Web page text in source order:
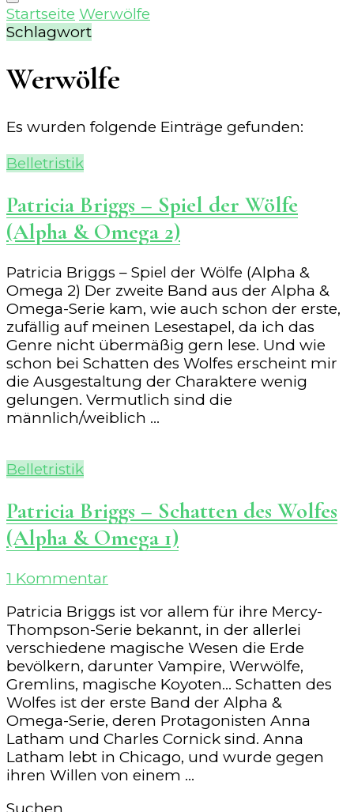
Startseite Werwölfe
Schlagwort
Werwölfe
Es wurden folgende Einträge gefunden:
Belletristik
Patricia Briggs – Spiel der Wölfe
(Alpha & Omega 2)
Patricia Briggs – Spiel der Wölfe (Alpha &
Omega 2) Der zweite Band aus der Alpha &
Omega-Serie kam, wie auch schon der erste,
zufällig auf meinen Lesestapel, da ich das
Genre nicht übermäßig gern lese. Und wie
schon bei Schatten des Wolfes erscheint mir
die Ausgestaltung der Charaktere wenig
gelungen. Vermutlich sind die
männlich/weiblich …
Belletristik
Patricia Briggs – Schatten des Wolfes
(Alpha & Omega 1)
1 Kommentar
Briggs
–
Schatten
des
Wolfes
(Alpha
&
Omega
1)
Patricia Briggs ist vor allem für ihre Mercy-
Thompson-Serie bekannt, in der allerlei
verschiedene magische Wesen die Erde
bevölkern, darunter Vampire, Werwölfe,
Gremlins, magische Koyoten… Schatten des
Wolfes ist der erste Band der Alpha &
Omega-Serie, deren Protagonisten Anna
Latham und Charles Cornick sind. Anna
Latham lebt in Chicago, und wurde gegen
ihren Willen von einem …